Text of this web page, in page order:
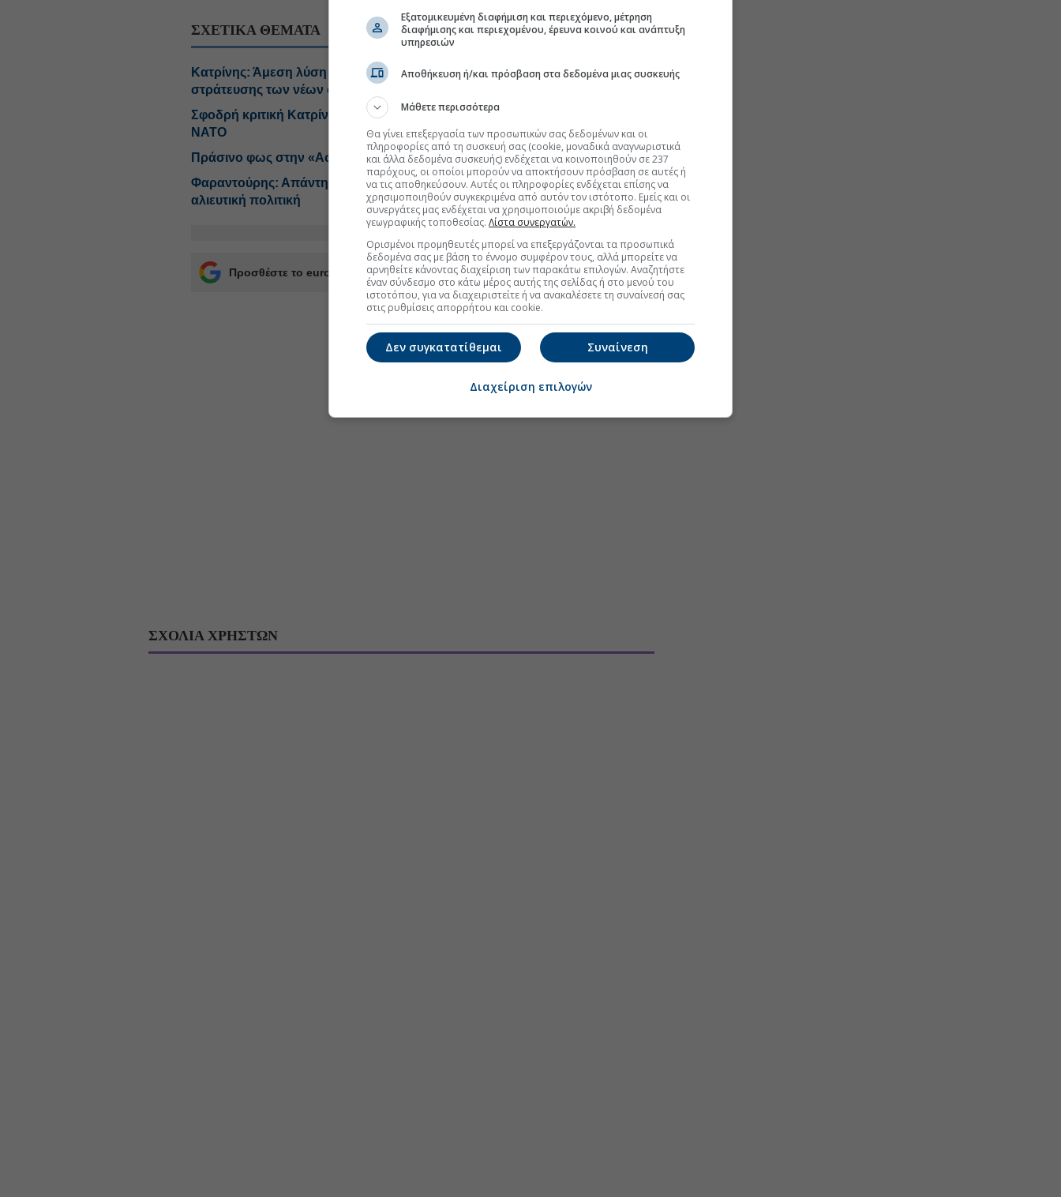
ΣΧΕΤΙΚΑ ΘΕΜΑΤΑ
Κατρίνης: Άμεση λύση με επαρκείς προθεσμίες για την αναβολή
στράτευσης των νέων φοιτητών
Σφοδρή κριτική Κατρίνη στην κυβέρνηση για τη στάση της στη Σύνοδο του
ΝΑΤΟ
Πράσινο φως στην «Ασπίδα του Αχιλλέα» από το ΚΥΣΕΑ
Φαραντούρης: Απάντηση-κόλαφος της Κάγια Κάλλας για Τουρκία και
αλιευτική πολιτική
Προσθέστε το euro2day.gr στο Discover
ΣΧΟΛΙΑ ΧΡΗΣΤΩΝ
Εξατομικευμένη διαφήμιση και περιεχόμενο, μέτρηση
διαφήμισης και περιεχομένου, έρευνα κοινού και ανάπτυξη
υπηρεσιών
Αποθήκευση ή/και πρόσβαση στα δεδομένα μιας συσκευής
Μάθετε περισσότερα
Θα γίνει επεξεργασία των προσωπικών σας δεδομένων και οι
πληροφορίες από τη συσκευή σας (cookie, μοναδικά αναγνωριστικά
και άλλα δεδομένα συσκευής) ενδέχεται να κοινοποιηθούν σε 237
παρόχους, οι οποίοι μπορούν να αποκτήσουν πρόσβαση σε αυτές ή
να τις αποθηκεύσουν. Αυτές οι πληροφορίες ενδέχεται επίσης να
χρησιμοποιηθούν συγκεκριμένα από αυτόν τον ιστότοπο. Εμείς και οι
συνεργάτες μας ενδέχεται να χρησιμοποιούμε ακριβή δεδομένα
γεωγραφικής τοποθεσίας. Λίστα συνεργατών.
Ορισμένοι προμηθευτές μπορεί να επεξεργάζονται τα προσωπικά
δεδομένα σας με βάση το έννομο συμφέρον τους, αλλά μπορείτε να
αρνηθείτε κάνοντας διαχείριση των παρακάτω επιλογών. Αναζητήστε
έναν σύνδεσμο στο κάτω μέρος αυτής της σελίδας ή στο μενού του
ιστοτόπου, για να διαχειριστείτε ή να ανακαλέσετε τη συναίνεσή σας
στις ρυθμίσεις απορρήτου και cookie.
Συναίνεση
Δεν συγκατατίθεμαι
Διαχείριση επιλογών